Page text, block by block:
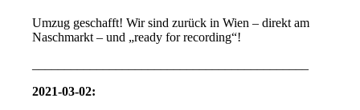
Umzug geschafft! Wir sind zurück in Wien – direkt am
Naschmarkt – und „ready for recording“!
2021-03-02: